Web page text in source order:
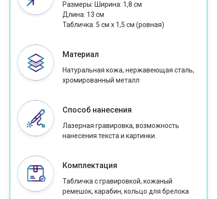
Размеры: Ширина: 1,8 см
Длина: 13 см
Табличка: 5 см x 1,5 см (ровная)
Материал
Натуральная кожа, нержавеющая сталь,
хромированный металл
Способ нанесения
Лазерная гравировка, возможность
нанесения текста и картинки.
Комплектация
Табличка с гравировкой, кожаный
ремешок, карабин, кольцо для брелока